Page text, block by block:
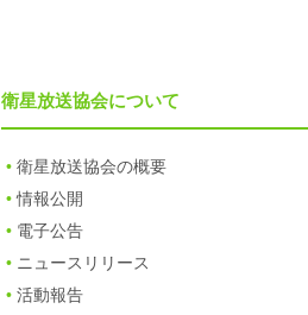
衛星放送協会について
衛星放送協会の概要
情報公開
電子公告
ニュースリリース
活動報告